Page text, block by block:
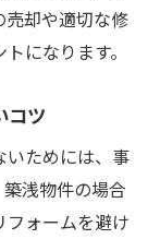
却や適切な修
になります。
コツ
いためには、事
浅物件の場合
ォームを避け